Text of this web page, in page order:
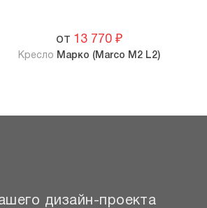
от 13 770₽
Кресло Марко (Marco M2 L2)
дизайн-проекта